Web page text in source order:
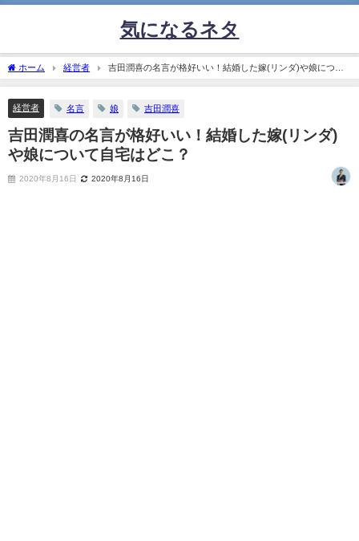
気になるネタ
ホーム 経営者
吉田潤喜の名言が格好いい！結婚した嫁(リンダ)や娘につい
て自宅はどこ？
経営者 名言 娘 吉田潤喜
吉田潤喜の名言が格好いい！結婚した嫁(リンダ)
や娘について自宅はどこ？
2020年8月16日 2020年8月16日